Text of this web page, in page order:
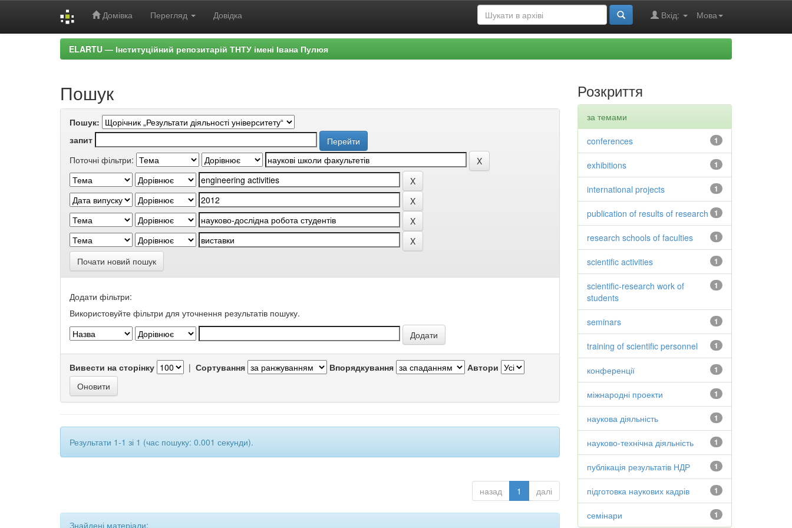
Домівка Перегляд Довідка Мова
Вхід:
ELARTU — Інституційний репозитарій ТНТУ імені Івана Пулюя
Пошук
Пошук:
запит
Поточні фільтри:
Почати новий пошук
Додати фільтри:
Використовуйте фільтри для уточнення результатів пошуку.
Вивести на сторінку | Сортування Впорядкування Автори
Результати 1-1 зі 1 (час пошуку: 0.001 секунди).
назад 1 далі
Знайдені матеріали:
Розкриття
за темами
1
conferences
1
exhibitions
1
international projects
1
publication of results of research
1
research schools of faculties
1
scientific activities
1
scientific-research work of
students
1
seminars
1
training of scientific personnel
1
конференції
1
міжнародні проекти
1
наукова діяльність
1
науково-технічна діяльність
1
публікація результатів НДР
1
підготовка наукових кадрів
1
семінари